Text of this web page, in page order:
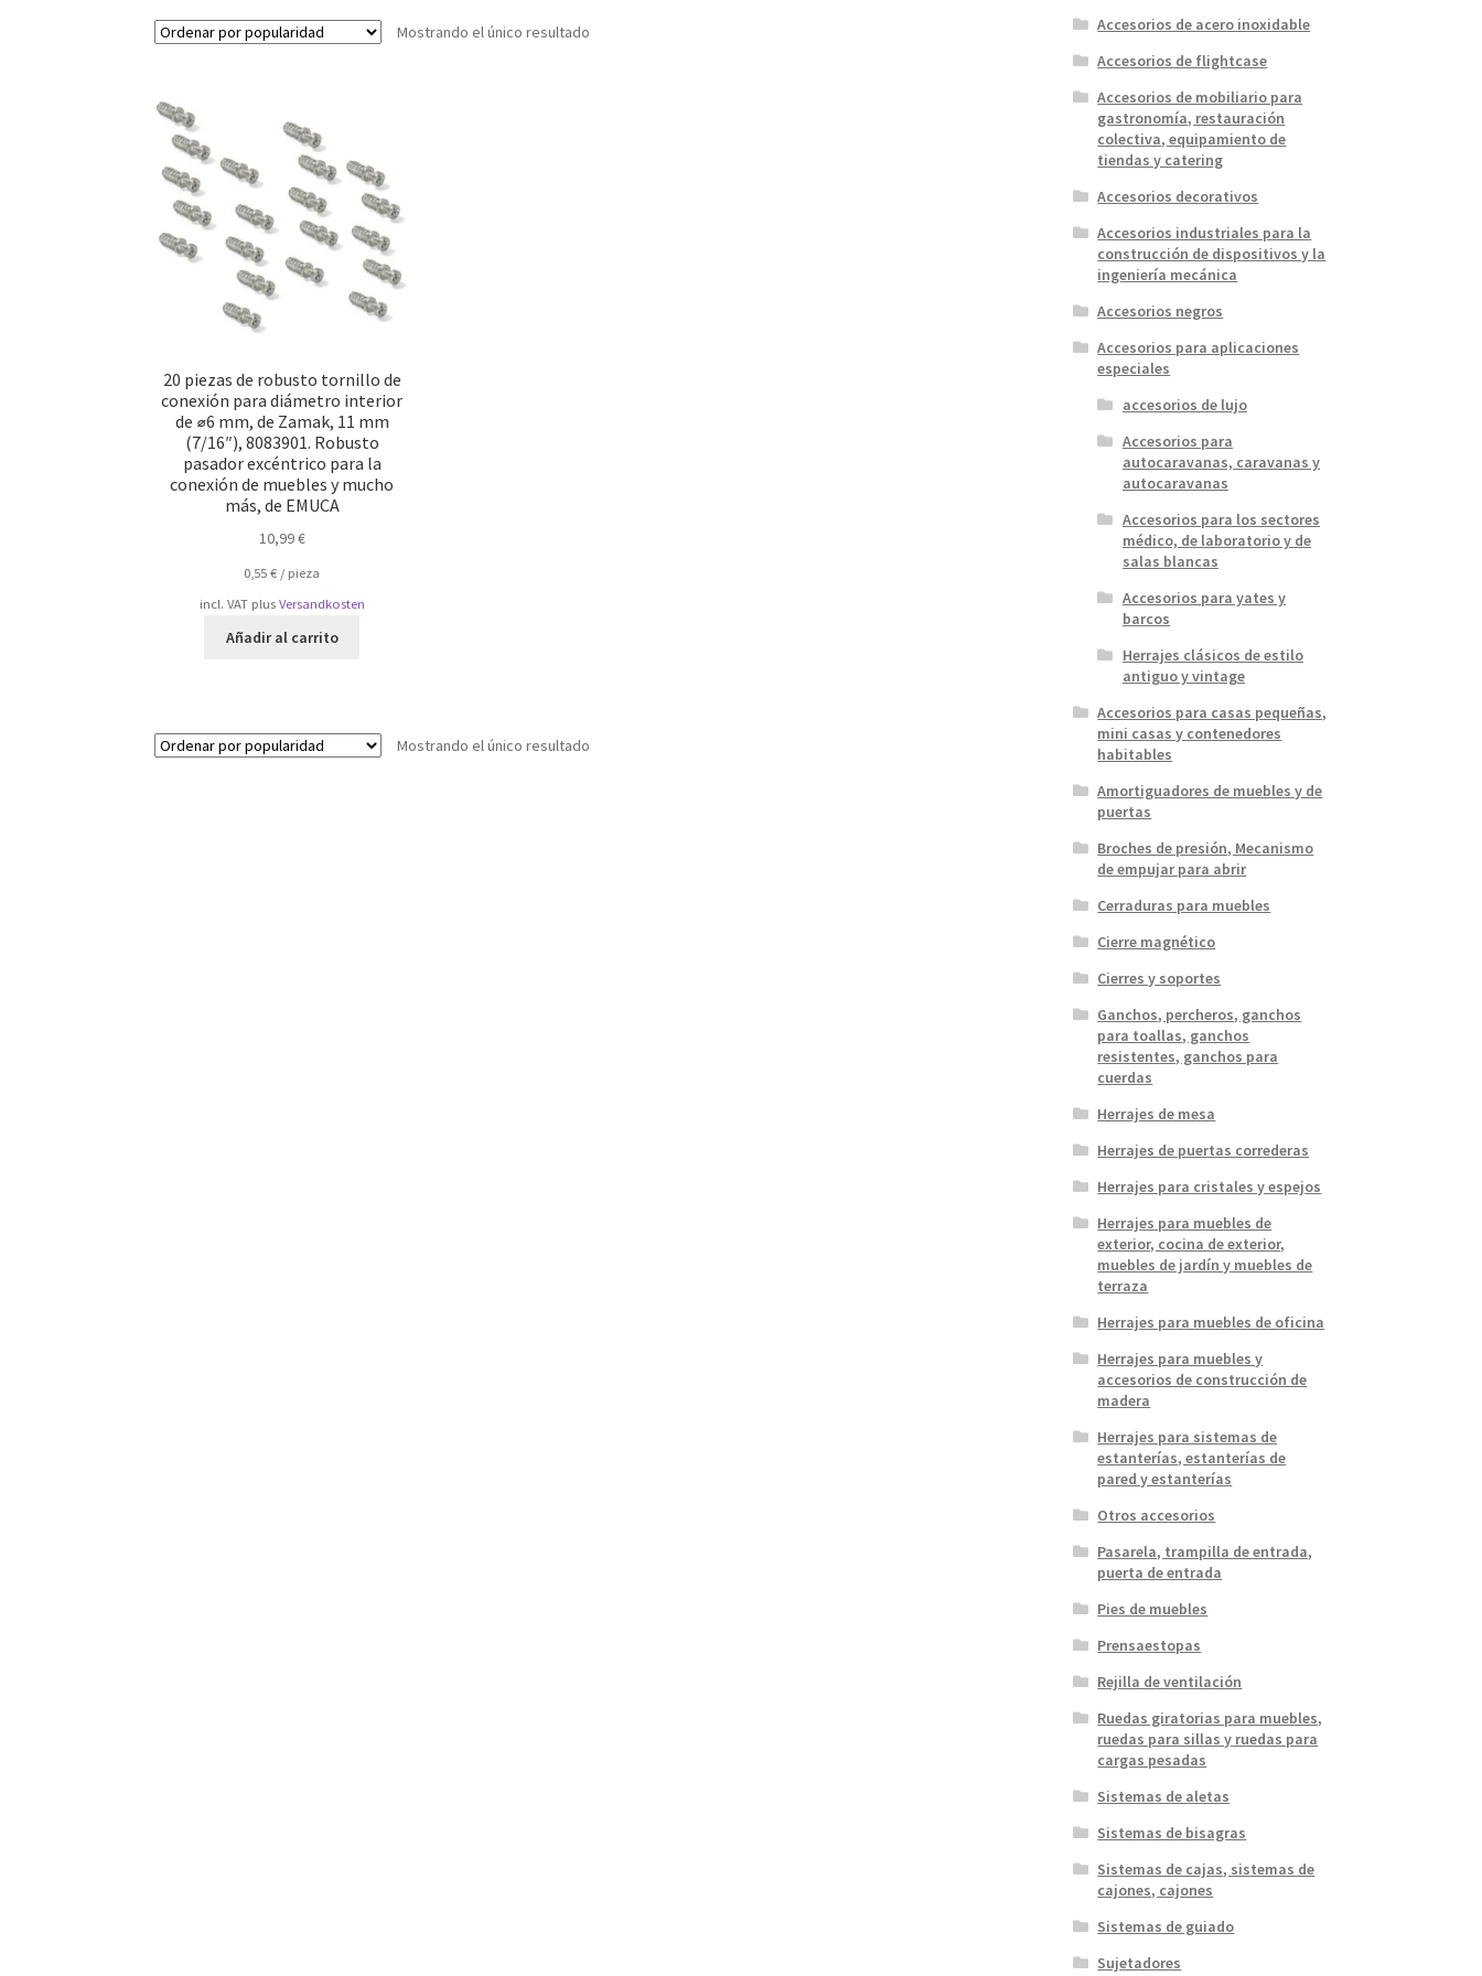
Mostrando el único resultado
20 piezas de robusto tornillo de
conexión para diámetro interior
de ⌀6 mm, de Zamak, 11 mm
(7/16″), 8083901. Robusto
pasador excéntrico para la
conexión de muebles y mucho
más, de EMUCA
10,99€
0,55€ / pieza
incl. VAT plus Versandkosten
Añadir al carrito
Mostrando el único resultado
Accesorios de acero inoxidable
Accesorios de flightcase
Accesorios de mobiliario para
gastronomía, restauración
colectiva, equipamiento de
tiendas y catering
Accesorios decorativos
Accesorios industriales para la
construcción de dispositivos y la
ingeniería mecánica
Accesorios negros
Accesorios para aplicaciones
especiales
accesorios de lujo
Accesorios para
autocaravanas, caravanas y
autocaravanas
Accesorios para los sectores
médico, de laboratorio y de
salas blancas
Accesorios para yates y
barcos
Herrajes clásicos de estilo
antiguo y vintage
Accesorios para casas pequeñas,
mini casas y contenedores
habitables
Amortiguadores de muebles y de
puertas
Broches de presión, Mecanismo
de empujar para abrir
Cerraduras para muebles
Cierre magnético
Cierres y soportes
Ganchos, percheros, ganchos
para toallas, ganchos
resistentes, ganchos para
cuerdas
Herrajes de mesa
Herrajes de puertas correderas
Herrajes para cristales y espejos
Herrajes para muebles de
exterior, cocina de exterior,
muebles de jardín y muebles de
terraza
Herrajes para muebles de oficina
Herrajes para muebles y
accesorios de construcción de
madera
Herrajes para sistemas de
estanterías, estanterías de
pared y estanterías
Otros accesorios
Pasarela, trampilla de entrada,
puerta de entrada
Pies de muebles
Prensaestopas
Rejilla de ventilación
Ruedas giratorias para muebles,
ruedas para sillas y ruedas para
cargas pesadas
Sistemas de aletas
Sistemas de bisagras
Sistemas de cajas, sistemas de
cajones, cajones
Sistemas de guiado
Sujetadores